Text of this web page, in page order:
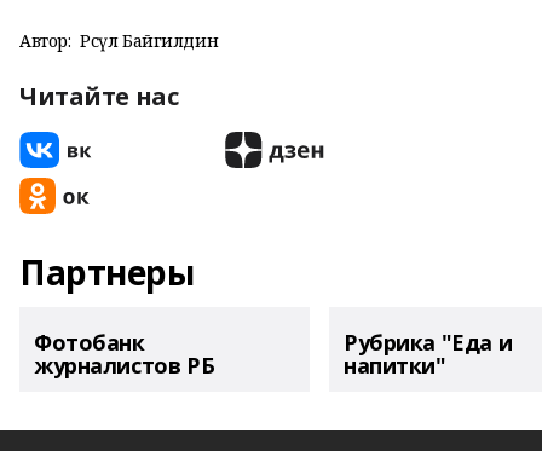
Автор: Рәсүл Байгилдин
Читайте нас
Партнеры
Фотобанк
журналистов РБ
Рубрика "Еда и
напитки"